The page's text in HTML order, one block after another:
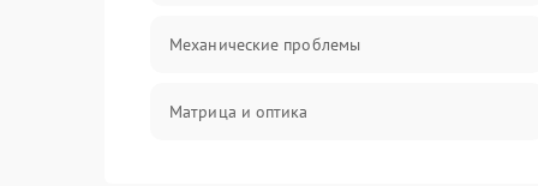
Механические проблемы
Матрица и оптика